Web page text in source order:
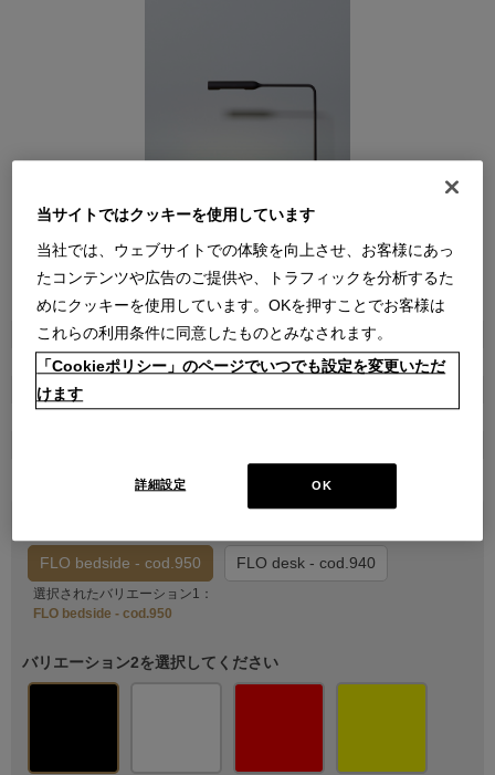
商品属性
家具
販売価格
FLO bedside - cod.950 FLO desk - cod.940
選択されたバリエーション1：
FLO bedside - cod.950
バリエーション2を選択してください
当サイトではクッキーを使用しています
当社では、ウェブサイトでの体験を向上させ、お客様にあっ
たコンテンツや広告のご提供や、トラフィックを分析するた
めにクッキーを使用しています。OKを押すことでお客様は
これらの利用条件に同意したものとみなされます。
「Cookieポリシー」のページでいつでも設定を変更いただ
けます
OK
詳細設定